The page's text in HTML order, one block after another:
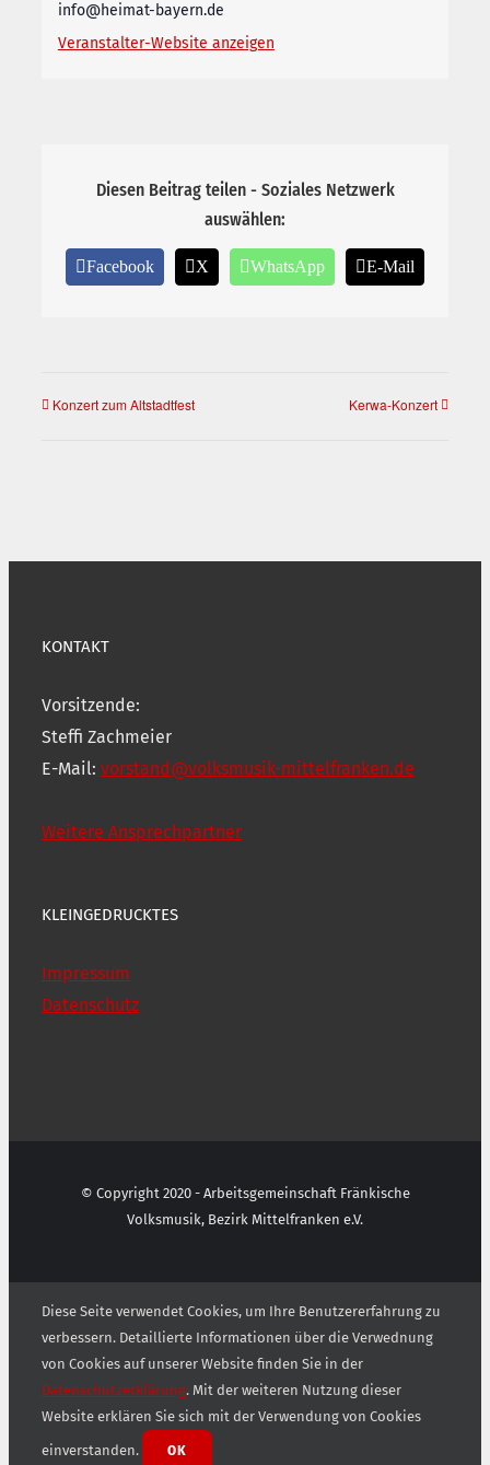
info@heimat-bayern.de
Veranstalter-Website anzeigen
Diesen Beitrag teilen - Soziales Netzwerk
auswählen:
Facebook X WhatsApp E-Mail
Konzert zum Altstadtfest Kerwa-Konzert
KONTAKT
Vorsitzende:
Steffi Zachmeier
E-Mail: vorstand@volksmusik-mittelfranken.de
Weitere Ansprechpartner
KLEINGEDRUCKTES
Impressum
Datenschutz
© Copyright 2020 - Arbeitsgemeinschaft Fränkische
Volksmusik, Bezirk Mittelfranken e.V.
Diese Seite verwendet Cookies, um Ihre Benutzererfahrung zu
verbessern. Detaillierte Informationen über die Verwednung
von Cookies auf unserer Website finden Sie in der
Datenschutzerklärung. Mit der weiteren Nutzung dieser
Website erklären Sie sich mit der Verwendung von Cookies
einverstanden. OK